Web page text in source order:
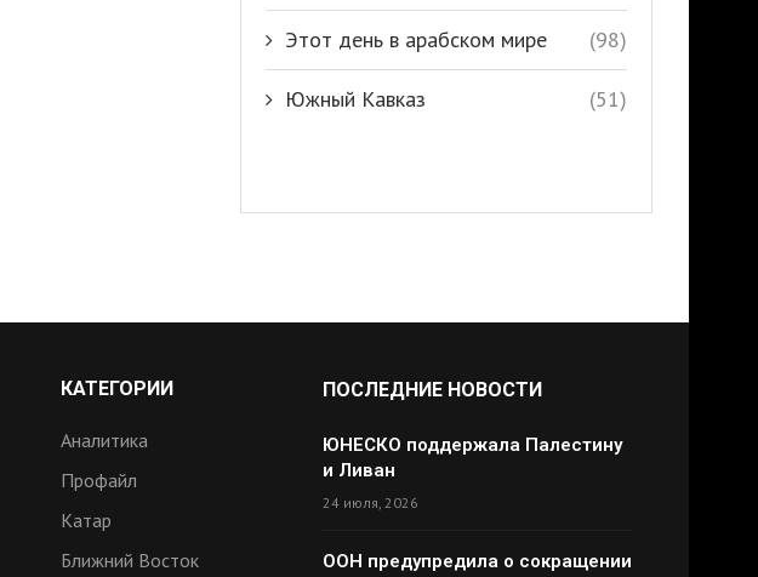
Этот день в арабском мире (98)
Южный Кавказ (51)
КАТЕГОРИИ
Аналитика
Профайл
Катар
Ближний Восток
ПОСЛЕДНИЕ НОВОСТИ
ЮНЕСКО поддержала Палестину
и Ливан
24 июля, 2026
ООН предупредила о сокращении